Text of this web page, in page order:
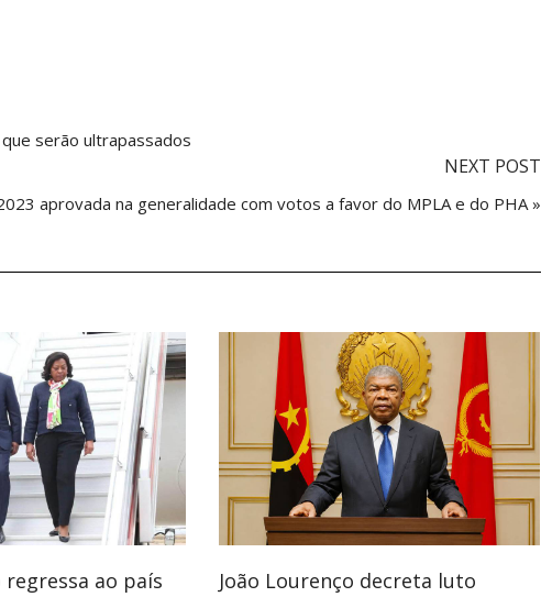
serão ultrapassados
NEXT POST
aprovada na generalidade com votos a favor do MPLA e do PHA »
regressa ao país
João Lourenço decreta luto